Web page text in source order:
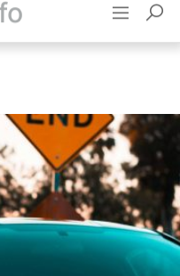
Contact